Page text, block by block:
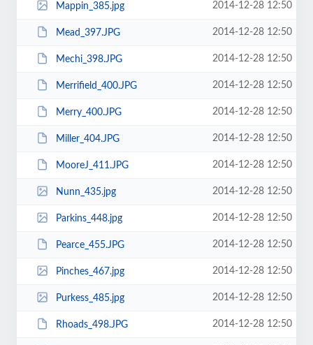
Mappin_385.jpg 2014-12-28 12:50
Mead_397.JPG 2014-12-28 12:50
Mechi_398.JPG 2014-12-28 12:50
Merrifield_400.JPG 2014-12-28 12:50
Merry_400.JPG 2014-12-28 12:50
Miller_404.JPG 2014-12-28 12:50
MooreJ_411.JPG 2014-12-28 12:50
Nunn_435.jpg 2014-12-28 12:50
Parkins_448.jpg 2014-12-28 12:50
Pearce_455.JPG 2014-12-28 12:50
Pinches_467.jpg 2014-12-28 12:50
Purkess_485.jpg 2014-12-28 12:50
Rhoads_498.JPG 2014-12-28 12:50